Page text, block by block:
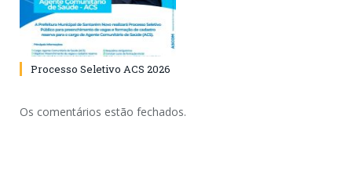
Processo Seletivo ACS 2026
Os comentários estão fechados.